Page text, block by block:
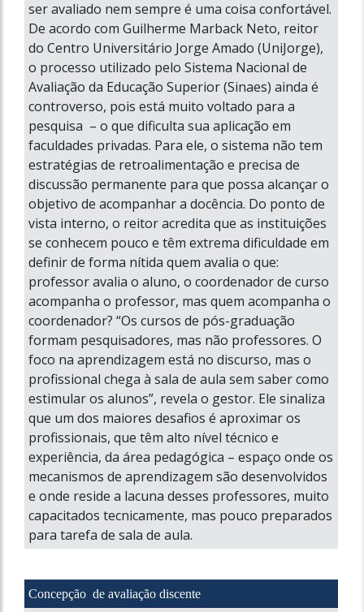
ser avaliado nem sempre é uma coisa confortável.
De acordo com Guilherme Marback Neto, reitor
do Centro Universitário Jorge Amado (UniJorge),
o processo utilizado pelo Sistema Nacional de
Avaliação da Educação Superior (Sinaes) ainda é
controverso, pois está muito voltado para a
pesquisa – o que dificulta sua aplicação em
faculdades privadas. Para ele, o sistema não tem
estratégias de retroalimentação e precisa de
discussão permanente para que possa alcançar o
objetivo de acompanhar a docência. Do ponto de
vista interno, o reitor acredita que as instituições
se conhecem pouco e têm extrema dificuldade em
definir de forma nítida quem avalia o que:
professor avalia o aluno, o coordenador de curso
acompanha o professor, mas quem acompanha o
coordenador? “Os cursos de pós-graduação
formam pesquisadores, mas não professores. O
foco na aprendizagem está no discurso, mas o
profissional chega à sala de aula sem saber como
estimular os alunos”, revela o gestor. Ele sinaliza
que um dos maiores desafios é aproximar os
profissionais, que têm alto nível técnico e
experiência, da área pedagógica – espaço onde os
mecanismos de aprendizagem são desenvolvidos
e onde reside a lacuna desses professores, muito
capacitados tecnicamente, mas pouco preparados
para tarefa de sala de aula.
Concepção de avaliação discente